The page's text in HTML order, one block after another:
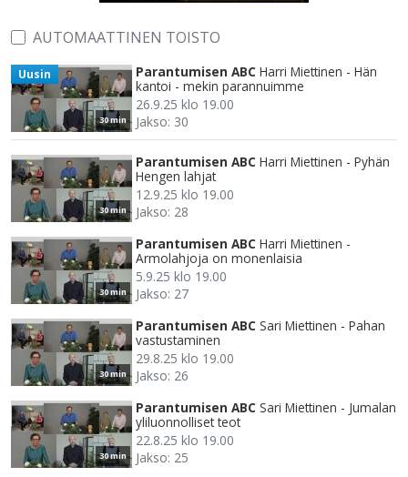
AUTOMAATTINEN TOISTO
30 min
Uusin Parantumisen ABC Harri Miettinen - Hän
kantoi - mekin parannuimme
26.9.25 klo 19.00
Jakso: 30
30 min
Parantumisen ABC Harri Miettinen - Pyhän
Hengen lahjat
12.9.25 klo 19.00
Jakso: 28
30 min
Parantumisen ABC Harri Miettinen -
Armolahjoja on monenlaisia
5.9.25 klo 19.00
Jakso: 27
30 min
Parantumisen ABC Sari Miettinen - Pahan
vastustaminen
29.8.25 klo 19.00
Jakso: 26
30 min
Parantumisen ABC Sari Miettinen - Jumalan
yliluonnolliset teot
22.8.25 klo 19.00
Jakso: 25